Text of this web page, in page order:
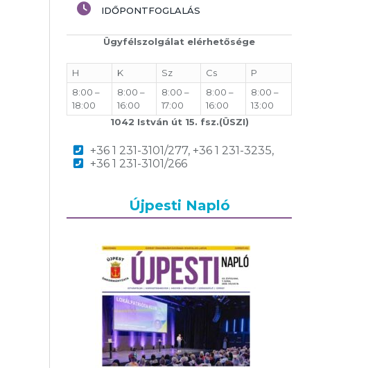
IDŐPONTFOGLALÁS
Ügyfélszolgálat elérhetősége
H K Sz Cs
P
8:00 –
18:00
8:00 –
16:00
8:00 –
17:00
8:00 –
16:00
8:00 –
13:00
1042 István út 15. fsz.(ÜSZI)
+36 1 231-3101/277, +36 1 231-3235,
+36 1 231-3101/266
Újpesti Napló